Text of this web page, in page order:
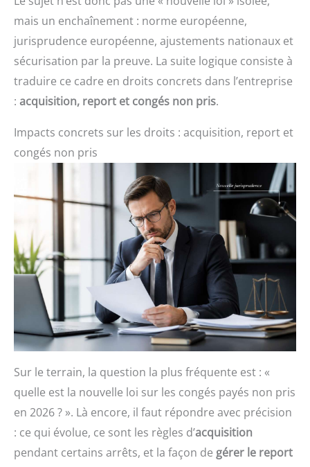
mais un enchaînement : norme européenne,
jurisprudence européenne, ajustements nationaux et
sécurisation par la preuve. La suite logique consiste à
traduire ce cadre en droits concrets dans l’entreprise
: acquisition, report et congés non pris.
Impacts concrets sur les droits : acquisition, report et
congés non pris
Sur le terrain, la question la plus fréquente est : «
quelle est la nouvelle loi sur les congés payés non pris
en 2026 ? ». Là encore, il faut répondre avec précision
: ce qui évolue, ce sont les règles d’acquisition
pendant certains arrêts, et la façon de gérer le report